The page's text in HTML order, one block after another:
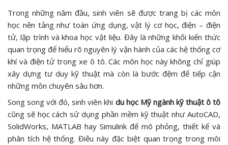
Trong những năm đầu, sinh viên sẽ được trang bị các môn
học nền tảng như toán ứng dụng, vật lý cơ học, điện – điện
tử, lập trình và khoa học vật liệu. Đây là những khối kiến thức
quan trọng để hiểu rõ nguyên lý vận hành của các hệ thống cơ
khí và điện tử trong xe ô tô. Các môn học này không chỉ giúp
xây dựng tư duy kỹ thuật mà còn là bước đệm để tiếp cận
những môn chuyên sâu hơn.
Song song với đó, sinh viên khi du học Mỹ ngành kỹ thuật ô tô
cũng sẽ học cách sử dụng phần mềm kỹ thuật như AutoCAD,
SolidWorks, MATLAB hay Simulink để mô phỏng, thiết kế và
phân tích hệ thống. Điều này đặc biệt quan trọng trong môi